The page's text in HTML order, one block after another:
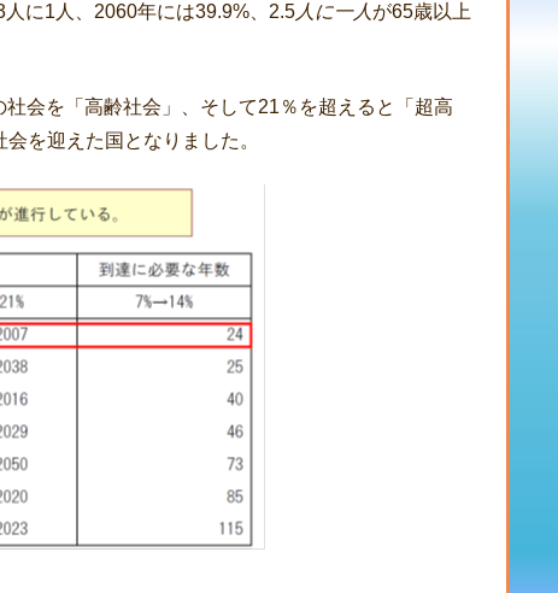
に1人、2060年には39.9%、2.5 人に一人 が65歳以上
会を「高齢社会」、そして21％を超えると「超高
を迎えた国となりました。